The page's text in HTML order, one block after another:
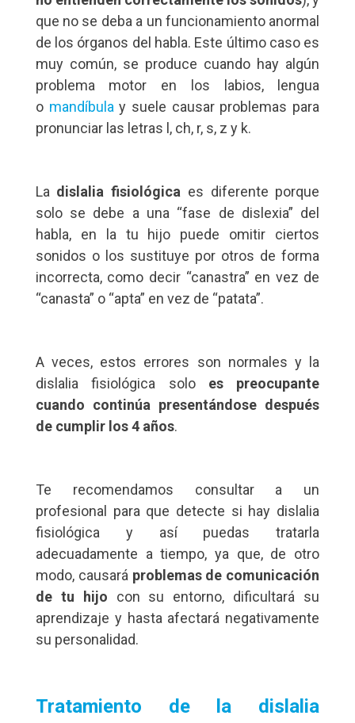
que no se deba a un funcionamiento anormal
de los órganos del habla. Este último caso es
muy común, se produce cuando hay algún
problema motor en los labios, lengua
o mandíbulay suele causar problemas para
pronunciar las letras l, ch, r, s, z y k.
La dislalia fisiológica es diferente porque
solo se debe a una “fase de dislexia” del
habla, en la tu hijo puede omitir ciertos
sonidos o los sustituye por otros de forma
incorrecta, como decir “canastra” en vez de
“canasta” o “apta” en vez de “patata”.
A veces, estos errores son normales y la
dislalia fisiológica solo es preocupante
cuando continúa presentándose después
de cumplir los 4 años.
Te recomendamos consultar a un
profesional para que detecte si hay dislalia
fisiológica y así puedas tratarla
adecuadamente a tiempo, ya que, de otro
modo, causará problemas de comunicación
de tu hijo con su entorno, dificultará su
aprendizaje y hasta afectará negativamente
su personalidad.
Tratamiento de la dislalia